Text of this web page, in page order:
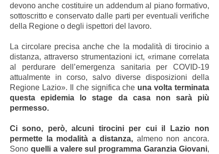
devono anche costituire un addendum al piano formativo,
sottoscritto e conservato dalle parti per eventuali verifiche
della Regione o degli ispettori del lavoro.
La circolare precisa anche che la modalità di tirocinio a
distanza, attraverso strumentazioni ict, «rimane correlata
al perdurare dell’emergenza sanitaria per COVID-19
attualmente in corso, salvo diverse disposizioni della
Regione Lazio». Il che significa che una volta terminata
questa epidemia lo stage da casa non sarà più
permesso.
Ci sono, però, alcuni tirocini per cui il Lazio non
permette la modalità a distanza, almeno non ancora.
Sono quelli a valere sul programma Garanzia Giovani,